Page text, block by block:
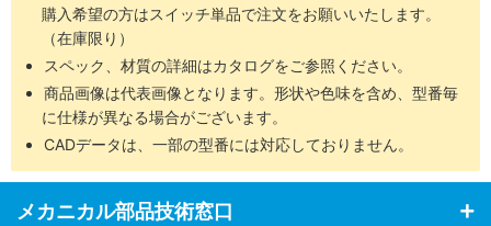
購入希望の方はスイッチ単品で注文をお願いいたします。
（在庫限り）
スペック、材質の詳細はカタログをご参照ください。
商品画像は代表画像となります。形状や色味を含め、型番毎
に仕様が異なる場合がございます。
CADデータは、一部の型番には対応しておりません。
メカニカル部品技術窓口